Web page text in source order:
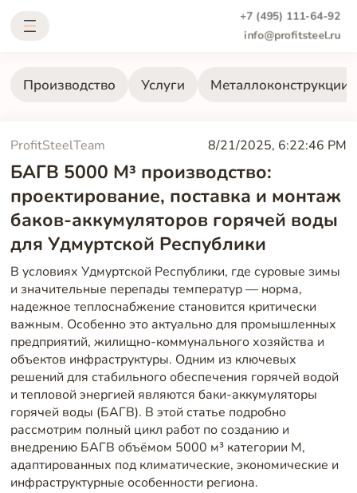
+7 (495) 111-64-92
info@profitsteel.ru
Производство Услуги Металлоконструкции
ProfitSteelTeam 8/21/2025, 6:22:46 PM
БАГВ 5000 М³ производство:
проектирование, поставка и монтаж
баков-аккумуляторов горячей воды
для Удмуртской Республики
В условиях Удмуртской Республики, где суровые зимы
и значительные перепады температур — норма,
надежное теплоснабжение становится критически
важным. Особенно это актуально для промышленных
предприятий, жилищно-коммунального хозяйства и
объектов инфраструктуры. Одним из ключевых
решений для стабильного обеспечения горячей водой
и тепловой энергией являются баки-аккумуляторы
горячей воды (БАГВ). В этой статье подробно
рассмотрим полный цикл работ по созданию и
внедрению БАГВ объёмом 5000 м³ категории М,
адаптированных под климатические, экономические и
инфраструктурные особенности региона.